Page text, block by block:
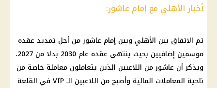
أخبار الأهلي مع إمام عاشور:
تم الاتفاق بين الأهلي وبين إمام عاشور من أجل تمديد عقده
موسمين إضافيين بحيث ينتهي عقده عام 2030 بدلا من 2027،
ويذكر أن عاشور من اللاعبين الذين يتعاملون معاملة خاصة من
ناحية المعاملات المالية وأصبح من اللاعبين الـ VIP في القلعة